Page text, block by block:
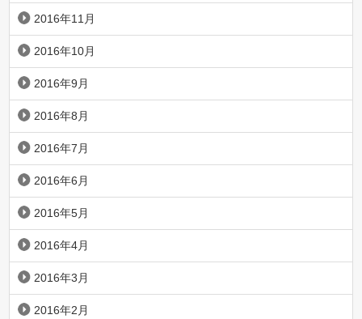
2016年11月
2016年10月
2016年9月
2016年8月
2016年7月
2016年6月
2016年5月
2016年4月
2016年3月
2016年2月